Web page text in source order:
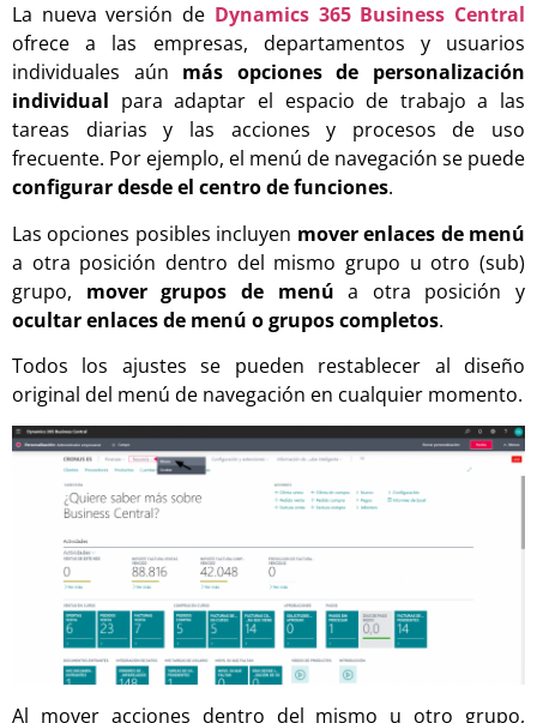
La nueva versión de Dynamics 365 Business Central
ofrece a las empresas, departamentos y usuarios
individuales aún más opciones de personalización
individual para adaptar el espacio de trabajo a las
tareas diarias y las acciones y procesos de uso
frecuente. Por ejemplo, el menú de navegación se puede
configurar desde el centro de funciones.
Las opciones posibles incluyen mover enlaces de menú
a otra posición dentro del mismo grupo u otro (sub)
grupo, mover grupos de menú a otra posición y
ocultar enlaces de menú o grupos completos.
Todos los ajustes se pueden restablecer al diseño
original del menú de navegación en cualquier momento.
Al mover acciones dentro del mismo u otro grupo,